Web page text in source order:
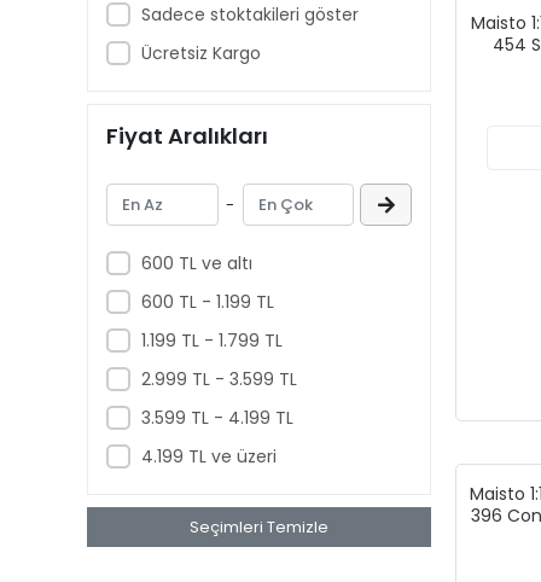
Sadece stoktakileri göster
Ücretsiz Kargo
Fiyat Aralıkları
-
600 TL ve altı
600 TL - 1.199 TL
1.199 TL - 1.799 TL
2.999 TL - 3.599 TL
3.599 TL - 4.199 TL
4.199 TL ve üzeri
Seçimleri Temizle
Maisto
454
Maisto
396